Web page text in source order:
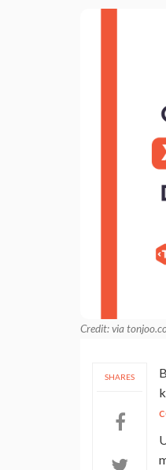
Credit: via
SHARES